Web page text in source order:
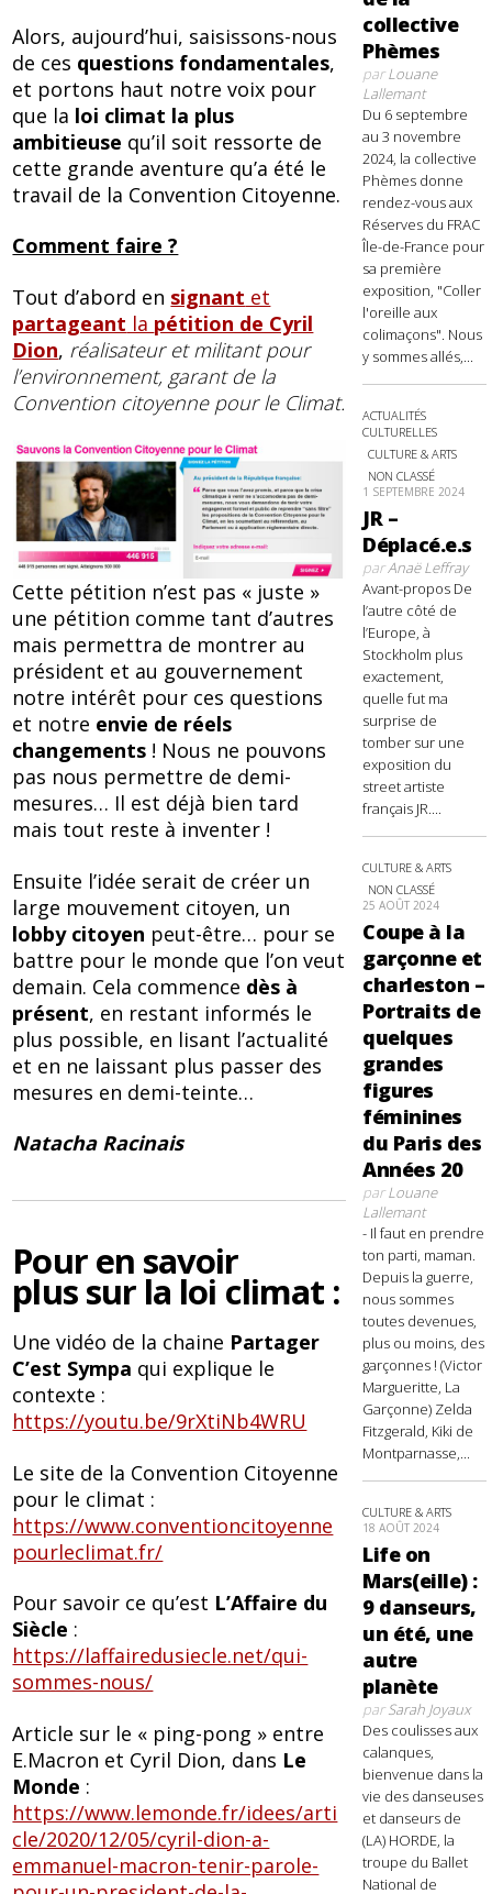
Alors, aujourd’hui, saisissons-nous
de ces questions fondamentales,
et portons haut notre voix pour
que la loi climat la plus
ambitieuse qu’il soit ressorte de
cette grande aventure qu’a été le
travail de la Convention Citoyenne.
Comment faire ?
Tout d’abord en signant et
partageant la pétition de Cyril
Dion, réalisateur et militant pour
l’environnement, garant de la
Convention citoyenne pour le Climat.
Cette pétition n’est pas « juste »
une pétition comme tant d’autres
mais permettra de montrer au
président et au gouvernement
notre intérêt pour ces questions
et notre envie de réels
changements ! Nous ne pouvons
pas nous permettre de demi-
mesures… Il est déjà bien tard
mais tout reste à inventer !
Ensuite l’idée serait de créer un
large mouvement citoyen, un
lobby citoyen peut-être… pour se
battre pour le monde que l’on veut
demain. Cela commence dès à
présent, en restant informés le
plus possible, en lisant l’actualité
et en ne laissant plus passer des
mesures en demi-teinte…
Natacha Racinais
Pour en savoir
plus sur la loi climat :
Une vidéo de la chaine Partager
C’est Sympa qui explique le
contexte :
https://youtu.be/9rXtiNb4WRU
Le site de la Convention Citoyenne
pour le climat :
https://www.conventioncitoyenne
pourleclimat.fr/
Pour savoir ce qu’est L’Affaire du
Siècle :
https://laffairedusiecle.net/qui-
sommes-nous/
Article sur le « ping-pong » entre
E.Macron et Cyril Dion, dans Le
Monde :
https://www.lemonde.fr/idees/arti
cle/2020/12/05/cyril-dion-a-
emmanuel-macron-tenir-parole-
collective
Phèmes
parLouane
Lallemant
Du 6 septembre
au 3 novembre
2024, la collective
Phèmes donne
rendez-vous aux
Réserves du FRAC
Île-de-France pour
sa première
exposition, "Coller
l'oreille aux
colimaçons". Nous
y sommes allés,...
ACTUALITÉS
CULTURELLES
CULTURE & ARTS
NON CLASSÉ
1 SEPTEMBRE 2024
JR –
Déplacé.e.s
parAnaë Leffray
Avant-propos De
l’autre côté de
l’Europe, à
Stockholm plus
exactement,
quelle fut ma
surprise de
tomber sur une
exposition du
street artiste
français JR....
CULTURE & ARTS
NON CLASSÉ
25 AOÛT 2024
Coupe à la
garçonne et
charleston –
Portraits de
quelques
grandes
figures
féminines
du Paris des
Années 20
parLouane
Lallemant
- Il faut en prendre
ton parti, maman.
Depuis la guerre,
nous sommes
toutes devenues,
plus ou moins, des
garçonnes ! (Victor
Margueritte, La
Garçonne) Zelda
Fitzgerald, Kiki de
Montparnasse,...
CULTURE & ARTS
18 AOÛT 2024
Life on
Mars(eille) :
9 danseurs,
un été, une
autre
planète
parSarah Joyaux
Des coulisses aux
calanques,
bienvenue dans la
vie des danseuses
et danseurs de
(LA) HORDE, la
troupe du Ballet
National de